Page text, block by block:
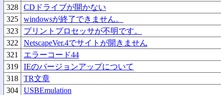
328
CDドライブが開かない
325
windowsが終了できません。
323
プリントプロセッサが不明です。
322
NetscapeVer.4でサイトが開きません
321
エラーコード44
319
IEのバージョンアップについて
318
TR文章
304
USBEmulation